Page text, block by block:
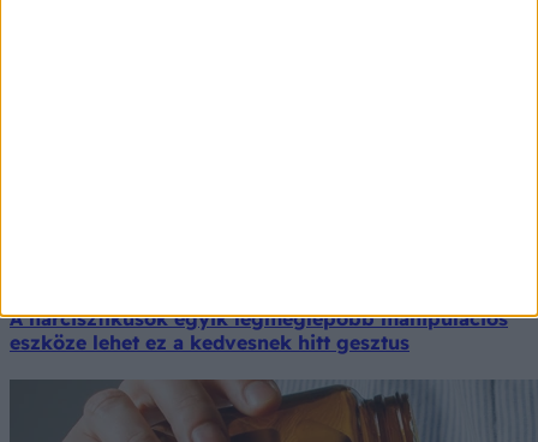
A nárcisztikusok egyik legmeglepőbb manipulációs
eszköze lehet ez a kedvesnek hitt gesztus